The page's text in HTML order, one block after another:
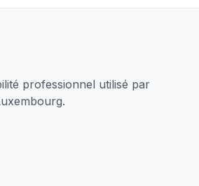
professionnel utilisé par